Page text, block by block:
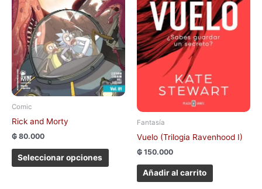
Comic
Rick and Morty
₲ 80.000
Seleccionar opciones
Las
opciones
se
pueden
elegir
en
la
página
productoFantasía
Vuelo (Trilogia Ravenhood I)
₲ 150.000
Añadir al carrito